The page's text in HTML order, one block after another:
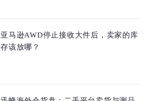
亚马逊AWD停止接收大件后，卖家的库
存该放哪？